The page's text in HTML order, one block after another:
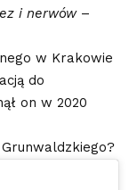
i nerwów–
w Krakowie
do
on w 2020